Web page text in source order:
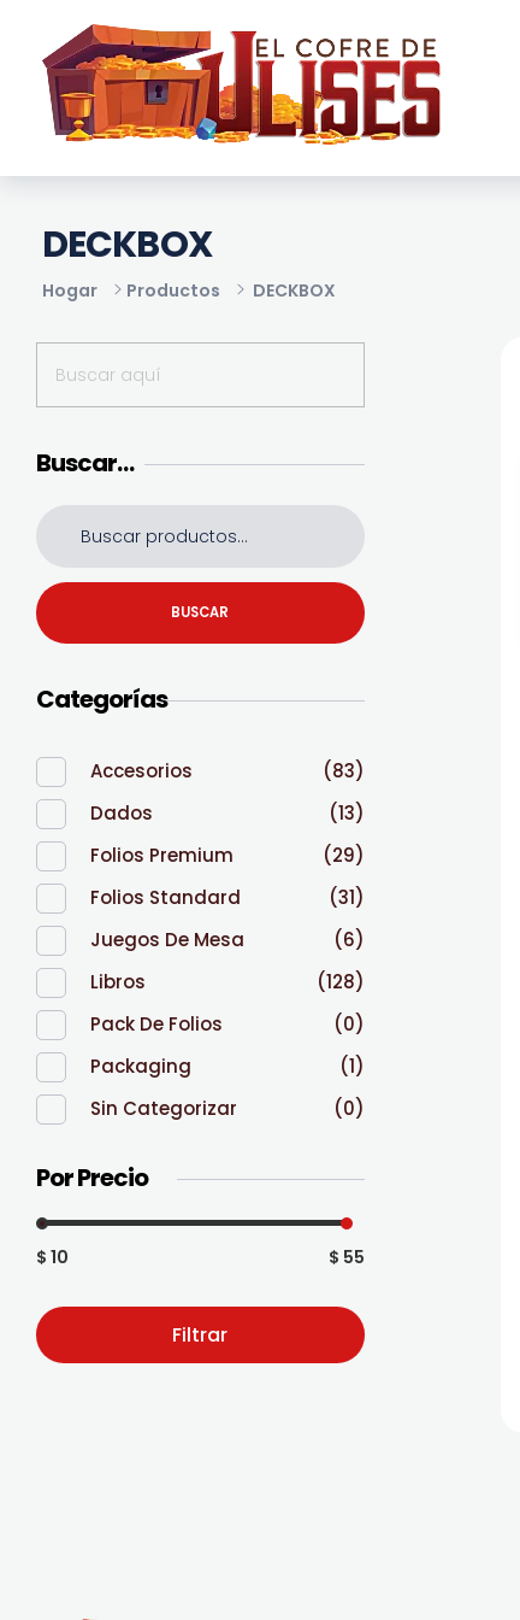
Hogar Productos DECKBOX
DECKBOX
Buscar…
BUSCAR
Categorías
Accesorios
(83)
Dados
(13)
Folios Premium
(29)
Folios Standard
(31)
Juegos De Mesa
(6)
Libros
(128)
Pack De Folios
(0)
Packaging
(1)
Sin Categorizar
(0)
Por Precio
$ 10 $ 55
Filtrar